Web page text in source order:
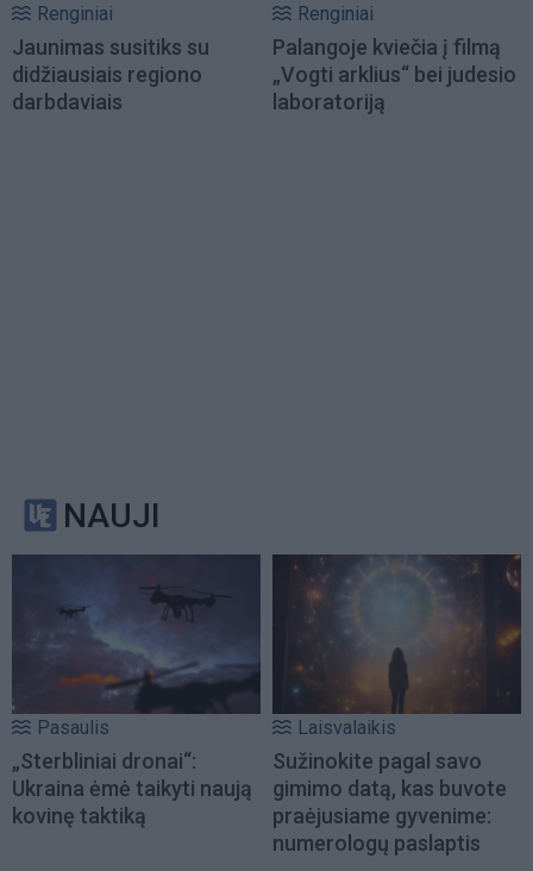
Renginiai
Jaunimas susitiks su
didžiausiais regiono
darbdaviais
Renginiai
Palangoje kviečia į filmą
„Vogti arklius“ bei judesio
laboratoriją
NAUJI
Pasaulis
„Sterbliniai dronai“:
Ukraina ėmė taikyti naują
kovinę taktiką
Laisvalaikis
Sužinokite pagal savo
gimimo datą, kas buvote
praėjusiame gyvenime:
numerologų paslaptis